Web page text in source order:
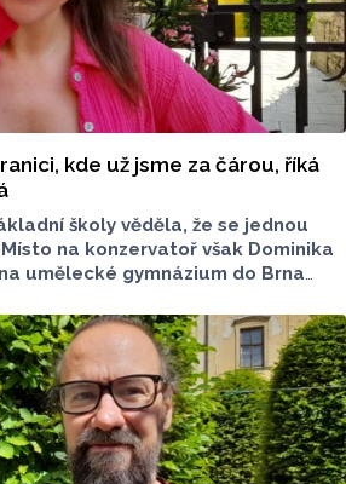
kde už jsme za čárou, říká
školy věděla, že se jednou
na konzervatoř však Dominika
umělecké gymnázium do Brna
tvářím olomouckého divadla
pět rolí v jedné inscenaci a kdy
ani nedokončí?